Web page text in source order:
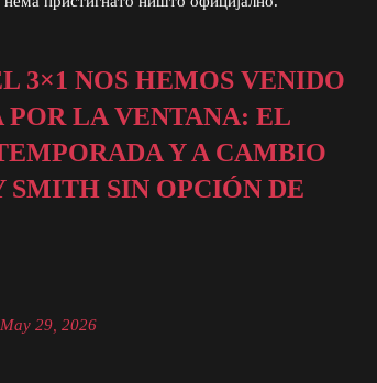
3×1 NOS HEMOS VENIDO
POR LA VENTANA: EL
Y A CAMBIO
SMITH SIN OPCIÓN DE
May 29, 2026